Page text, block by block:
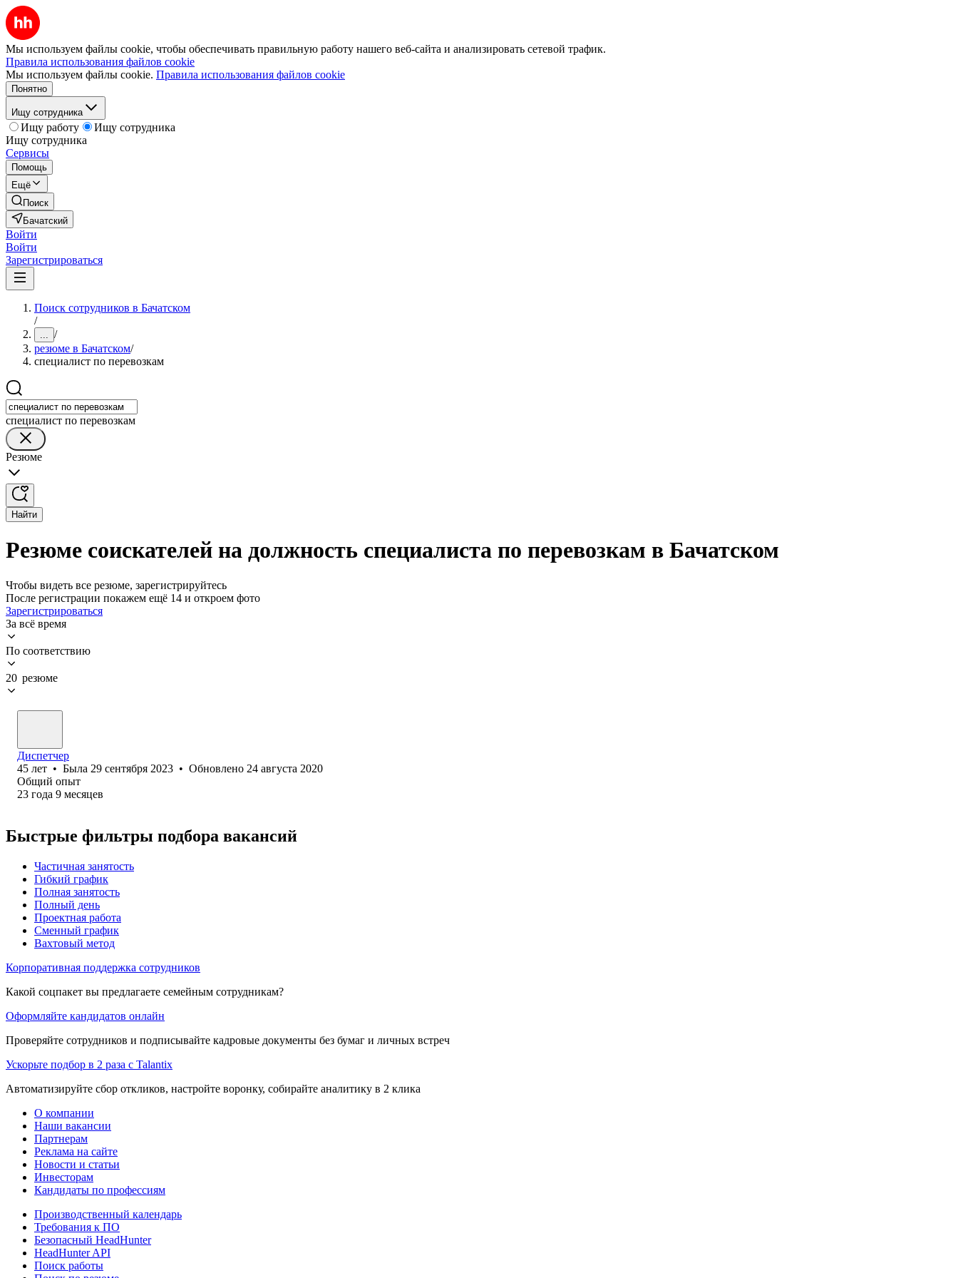
Мы используем файлы cookie, чтобы обеспечивать правильную работу нашего веб-сайта и анализировать сетевой трафик.
Правила использования файлов cookie
Мы используем файлы cookie. Правила использования файлов cookie
Понятно
Ищу сотрудника
Ищу работу
Ищу сотрудника
Ищу сотрудника
Сервисы
Помощь
Ещё
Поиск
Бачатский
Войти
Войти
Зарегистрироваться
Поиск сотрудников в Бачатском
/
... /
резюме в Бачатском/
специалист по перевозкам
специалист по перевозкам
Резюме
Найти
Резюме соискателей на должность специалиста по перевозкам в Бачатском
Чтобы видеть все резюме, зарегистрируйтесь
После регистрации покажем ещё 14 и откроем фото
Зарегистрироваться
За всё время
По соответствию
20 резюме
Диспетчер
45 лет • Была 29 сентября 2023 • Обновлено 24 августа 2020
Общий опыт
23 года 9 месяцев
Быстрые фильтры подбора вакансий
Частичная занятость
Гибкий график
Полная занятость
Полный день
Проектная работа
Сменный график
Вахтовый метод
Корпоративная поддержка сотрудников
Какой соцпакет вы предлагаете семейным сотрудникам?
Оформляйте кандидатов онлайн
Проверяйте сотрудников и подписывайте кадровые документы без бумаг и личных встреч
Ускорьте подбор в 2 раза с Talantix
Автоматизируйте сбор откликов, настройте воронку, собирайте аналитику в 2 клика
О компании
Наши вакансии
Партнерам
Реклама на сайте
Новости и статьи
Инвесторам
Кандидаты по профессиям
Производственный календарь
Требования к ПО
Безопасный HeadHunter
HeadHunter API
Поиск работы